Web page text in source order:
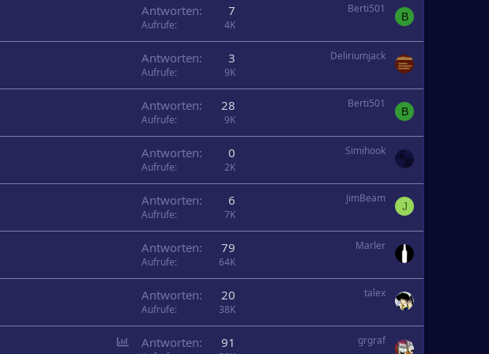
Antworten 7
Aufrufe 4K
Berti501
B
Antworten 3
Aufrufe 9K
Deliriumjack
Antworten 28
Aufrufe 9K
Berti501
B
Antworten 0
Aufrufe 2K
Simihook
Antworten 6
Aufrufe 7K
JimBeam
J
Antworten 79
Aufrufe 64K
Marler
Antworten 20
Aufrufe 38K
talex
Antworten 91 grgraf